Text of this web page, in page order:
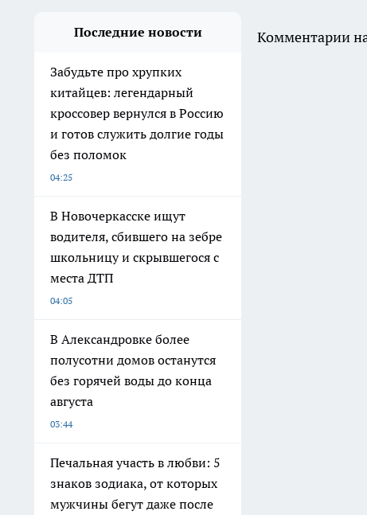
Последние новости
Забудьте про хрупких
китайцев: легендарный
кроссовер вернулся в Россию
и готов служить долгие годы
без поломок
04:25
В Новочеркасске ищут
водителя, сбившего на зебре
школьницу и скрывшегося с
места ДТП
04:05
В Александровке более
полусотни домов останутся
без горячей воды до конца
августа
03:44
Печальная участь в любви: 5
знаков зодиака, от которых
мужчины бегут даже после
Комментарии